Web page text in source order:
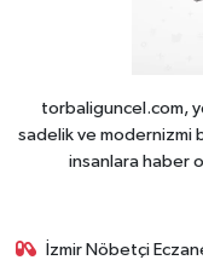
torbaliguncel.com,
sadelik ve modernizmi
insanlara haber
İzmir Nöbetçi